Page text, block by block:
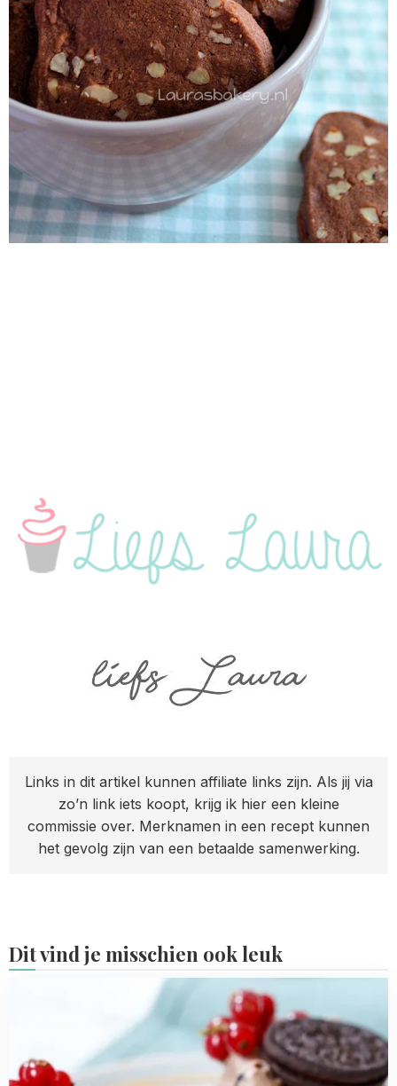
Links in dit artikel kunnen affiliate links zijn. Als jij via
zo’n link iets koopt, krijg ik hier een kleine
commissie over. Merknamen in een recept kunnen
het gevolg zijn van een betaalde samenwerking.
Dit vind je misschien ook leuk
cupcakes